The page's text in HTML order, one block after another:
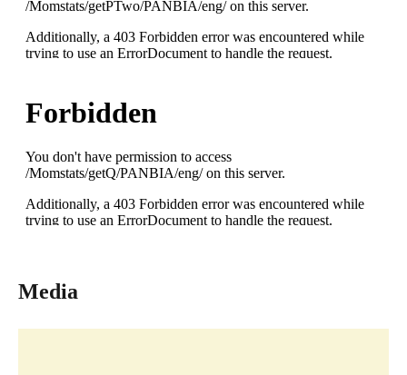
Media